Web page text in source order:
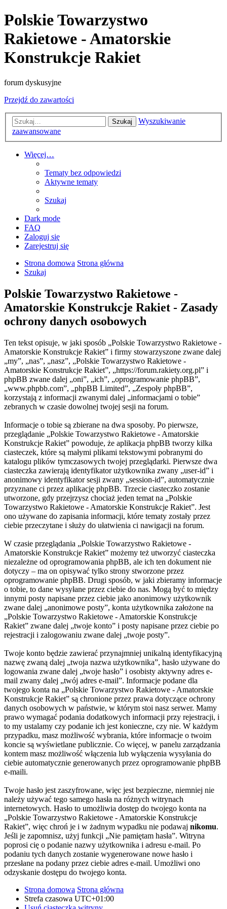
Polskie Towarzystwo
Rakietowe - Amatorskie
Konstrukcje Rakiet
forum dyskusyjne
Przejdź do zawartości
Szukaj
Wyszukiwanie
zaawansowane
Więcej…
Tematy bez odpowiedzi
Aktywne tematy
Szukaj
Dark mode
FAQ
Zaloguj się
Zarejestruj się
Strona domowa Strona główna
Szukaj
Polskie Towarzystwo Rakietowe -
Amatorskie Konstrukcje Rakiet - Zasady
ochrony danych osobowych
Ten tekst opisuje, w jaki sposób „Polskie Towarzystwo Rakietowe -
Amatorskie Konstrukcje Rakiet” i firmy stowarzyszone zwane dalej
„my”, „nas”, „nasz”, „Polskie Towarzystwo Rakietowe -
Amatorskie Konstrukcje Rakiet”, „https://forum.rakiety.org.pl” i
phpBB zwane dalej „oni”, „ich”, „oprogramowanie phpBB”,
„www.phpbb.com”, „phpBB Limited”, „Zespoły phpBB”,
korzystają z informacji zwanymi dalej „informacjami o tobie”
zebranych w czasie dowolnej twojej sesji na forum.
Informacje o tobie są zbierane na dwa sposoby. Po pierwsze,
przeglądanie „Polskie Towarzystwo Rakietowe - Amatorskie
Konstrukcje Rakiet” powoduje, że aplikacja phpBB tworzy kilka
ciasteczek, które są małymi plikami tekstowymi pobranymi do
katalogu plików tymczasowych twojej przeglądarki. Pierwsze dwa
ciasteczka zawierają identyfikator użytkownika zwany „user-id” i
anonimowy identyfikator sesji zwany „session-id”, automatycznie
przyznane ci przez aplikację phpBB. Trzecie ciasteczko zostanie
utworzone, gdy przejrzysz chociaż jeden temat na „Polskie
Towarzystwo Rakietowe - Amatorskie Konstrukcje Rakiet”. Jest
ono używane do zapisania informacji, które tematy zostały przez
ciebie przeczytane i służy do ułatwienia ci nawigacji na forum.
W czasie przeglądania „Polskie Towarzystwo Rakietowe -
Amatorskie Konstrukcje Rakiet” możemy też utworzyć ciasteczka
niezależne od oprogramowania phpBB, ale ich ten dokument nie
dotyczy – ma on opisywać tylko strony stworzone przez
oprogramowanie phpBB. Drugi sposób, w jaki zbieramy informacje
o tobie, to dane wysyłane przez ciebie do nas. Mogą być to między
innymi posty napisane przez ciebie jako anonimowy użytkownik
zwane dalej „anonimowe posty”, konta użytkownika założone na
„Polskie Towarzystwo Rakietowe - Amatorskie Konstrukcje
Rakiet” zwane dalej „twoje konto” i posty napisane przez ciebie po
rejestracji i zalogowaniu zwane dalej „twoje posty”.
Twoje konto będzie zawierać przynajmniej unikalną identyfikacyjną
nazwę zwaną dalej „twoja nazwa użytkownika”, hasło używane do
logowania zwane dalej „twoje hasło” i osobisty aktywny adres e-
mail zwany dalej „twój adres e-mail”. Informacje podane dla
twojego konta na „Polskie Towarzystwo Rakietowe - Amatorskie
Konstrukcje Rakiet” są chronione przez prawa dotyczące ochrony
danych osobowych w państwie, w którym stoi nasz serwer. Mamy
prawo wymagać podania dodatkowych informacji przy rejestracji, i
to my ustalamy czy podanie ich jest konieczne, czy nie. W każdym
przypadku, masz możliwość wybrania, które informacje o twoim
koncie są wyświetlane publicznie. Co więcej, w panelu zarządzania
kontem masz możliwość włączenia lub wyłączenia wysyłania do
ciebie automatycznie generowanych przez oprogramowanie phpBB
e-maili.
Twoje hasło jest zaszyfrowane, więc jest bezpieczne, niemniej nie
należy używać tego samego hasła na różnych witrynach
internetowych. Hasło to umożliwia dostęp do twojego konta na
„Polskie Towarzystwo Rakietowe - Amatorskie Konstrukcje
Rakiet”, więc chroń je i w żadnym wypadku nie podawaj nikomu.
Jeśli je zapomnisz, użyj funkcji „Nie pamiętam hasła”. Witryna
poprosi cię o podanie nazwy użytkownika i adresu e-mail. Po
podaniu tych danych zostanie wygenerowane nowe hasło i
przesłane na podany przez ciebie adres e-mail. Umożliwi ono
odzyskanie dostępu do twojego konta.
Strona domowa Strona główna
Strefa czasowa UTC+01:00